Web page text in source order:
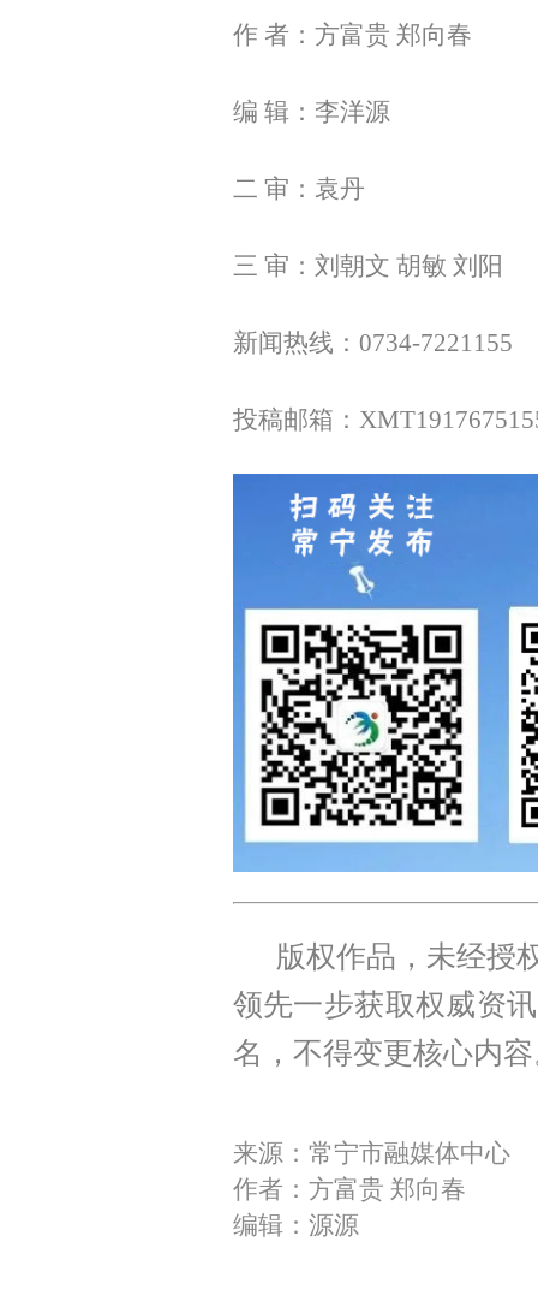
作 者：方富贵 郑向春
编 辑：李洋源
二 审：袁丹
三 审：刘朝文 胡敏 刘阳
新闻热线：0734-7221155
投稿邮箱：
版权作品，未经授
领先一步获取权威资
名，不得变更核心内
来源：常宁市融媒体中心
作者：方富贵 郑向春
编辑：源源